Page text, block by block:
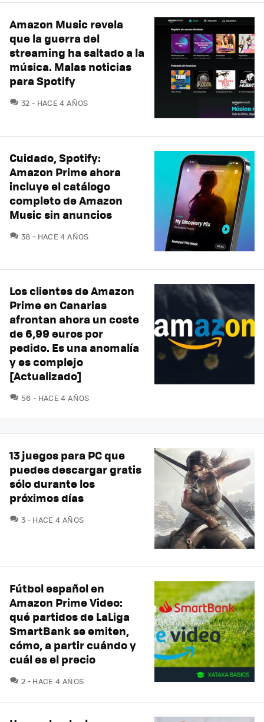
Amazon Music revela
que la guerra del
streaming ha saltado a la
música. Malas noticias
para Spotify
32 COMENTARIOS
HACE 4 AÑOS
Cuidado, Spotify:
Amazon Prime ahora
incluye el catálogo
completo de Amazon
Music sin anuncios
38 COMENTARIOS
HACE 4 AÑOS
Los clientes de Amazon
Prime en Canarias
afrontan ahora un coste
de 6,99 euros por
pedido. Es una anomalía
y es complejo
[Actualizado]
56 COMENTARIOS
HACE 4 AÑOS
13 juegos para PC que
puedes descargar gratis
sólo durante los
próximos días
3 COMENTARIOS
HACE 4 AÑOS
Fútbol español en
Amazon Prime Video:
qué partidos de LaLiga
SmartBank se emiten,
cómo, a partir cuándo y
cuál es el precio
2 COMENTARIOS
HACE 4 AÑOS